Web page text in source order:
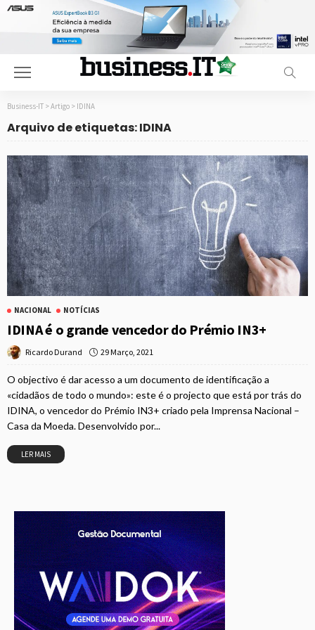
Business-IT > Artigo > IDINA
Arquivo de etiquetas: IDINA
NACIONAL NOTÍCIAS
IDINA é o grande vencedor do Prémio IN3+
Ricardo Durand 29 Março, 2021
O objectivo é dar acesso a um documento de identificação a
«cidadãos de todo o mundo»: este é o projecto que está por trás do
IDINA, o vencedor do Prémio IN3+ criado pela Imprensa Nacional –
Casa da Moeda. Desenvolvido por...
LER MAIS